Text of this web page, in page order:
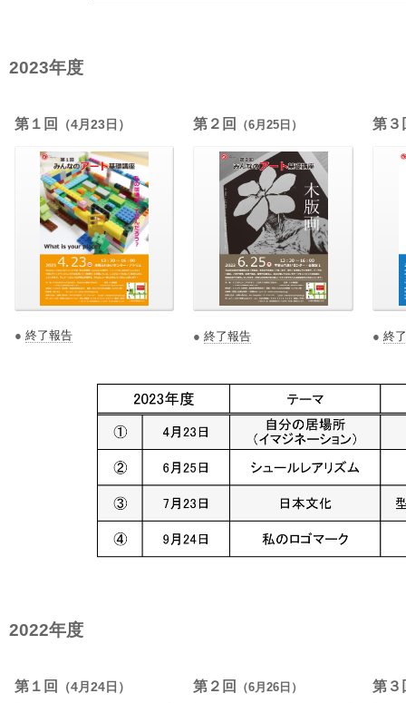
2023年度
第１回 （4月23日）
● 終了報告
第２回 （6月25日）
● 終了報告
第３
● 終
2022年度
第１回 （4月24日） 第２回 （6月26日） 第３